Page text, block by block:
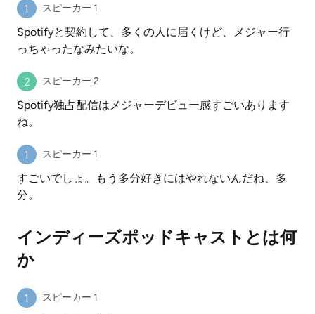
スピーカー 1
Spotifyと契約して、多くの人に届くけど、メジャー行
っちゃったなみたいな。
スピーカー 2
Spotify独占配信はメジャーデビュー感すごいあります
ね。
スピーカー 1
すごいでしょ。もう多分好きにはやれないんだね、多
分。
インディーズポッドキャストとは何
か
スピーカー 1